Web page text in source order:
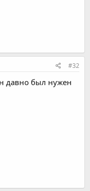
#32
давно был нужен